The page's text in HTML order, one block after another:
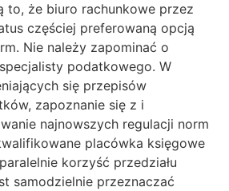
to, że biuro rachunkowe przez
częściej preferowaną opcją
Nie należy zapominać o
podatkowego. W
się przepisów
zapoznanie się z i
najnowszych regulacji norm
placówka księgowe
korzyść przedziału
samodzielnie przeznaczać